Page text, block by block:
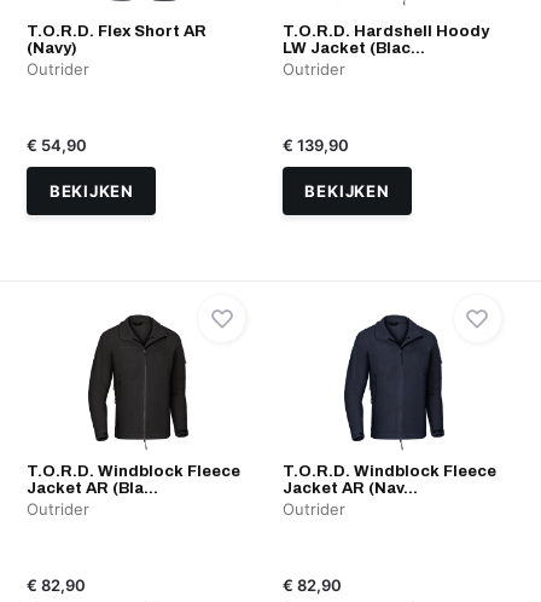
T.O.R.D. Flex Short AR
(Navy)
Outrider
€ 54,90
BEKIJKEN
T.O.R.D. Hardshell Hoody
LW Jacket (Blac...
Outrider
€ 139,90
BEKIJKEN
T.O.R.D. Windblock Fleece
Jacket AR (Bla...
Outrider
€ 82,90
T.O.R.D. Windblock Fleece
Jacket AR (Nav...
Outrider
€ 82,90